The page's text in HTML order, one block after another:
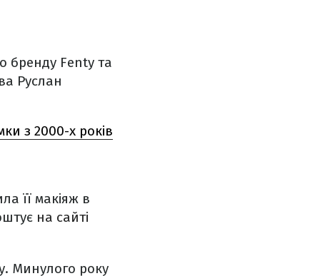
бренду Fenty та
Руслан
з 2000-х років
її макіяж в
на сайті
Минулого року